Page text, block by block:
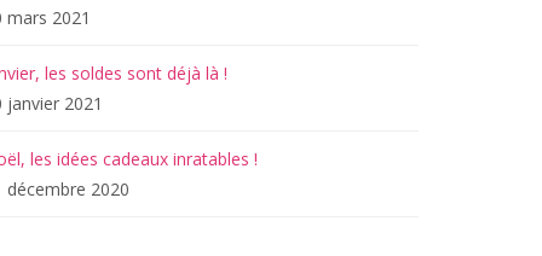
mars 2021
les soldes sont déjà là !
janvier 2021
les idées cadeaux inratables !
décembre 2020